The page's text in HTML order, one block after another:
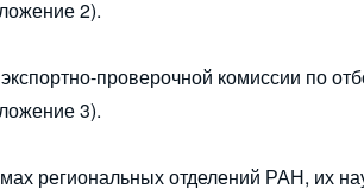
2).
проверочной комиссии по
3).
региональных отделений РАН, их